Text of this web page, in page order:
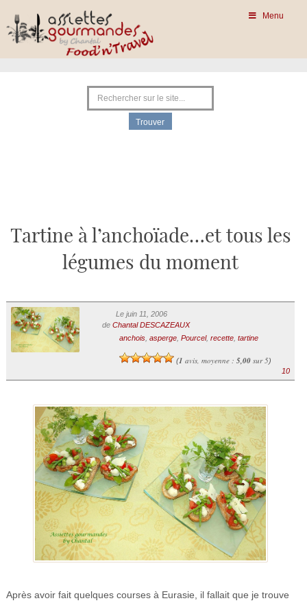
Menu
Tartine à l’anchoïade…et tous les
légumes du moment
Le juin 11, 2006
de Chantal DESCAZEAUX
anchois, asperge, Pourcel, recette, tartine
(1 avis, moyenne : 5,00sur 5)
10
Après avoir fait quelques courses à Eurasie, il fallait que je trouve